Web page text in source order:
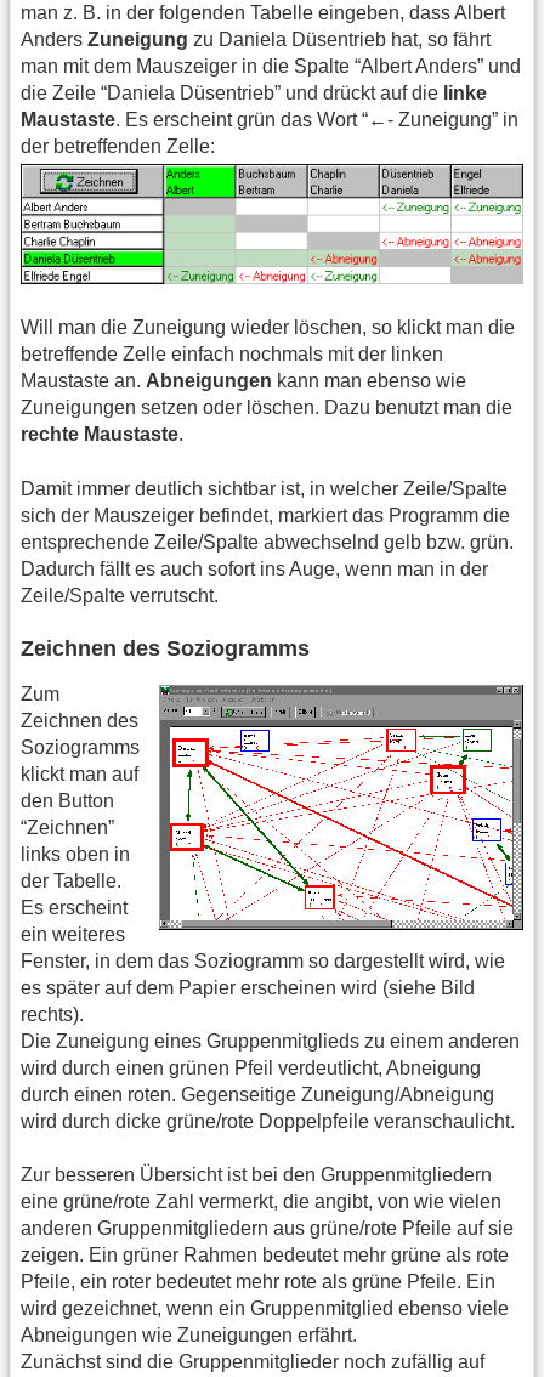
man z. B. in der folgenden Tabelle eingeben, dass Albert
Anders Zuneigung zu Daniela Düsentrieb hat, so fährt
man mit dem Mauszeiger in die Spalte “Albert Anders” und
die Zeile “Daniela Düsentrieb” und drückt auf die linke
Maustaste. Es erscheint grün das Wort “←- Zuneigung” in
der betreffenden Zelle:
Will man die Zuneigung wieder löschen, so klickt man die
betreffende Zelle einfach nochmals mit der linken
Maustaste an. Abneigungen kann man ebenso wie
Zuneigungen setzen oder löschen. Dazu benutzt man die
rechte Maustaste.
Damit immer deutlich sichtbar ist, in welcher Zeile/Spalte
sich der Mauszeiger befindet, markiert das Programm die
entsprechende Zeile/Spalte abwechselnd gelb bzw. grün.
Dadurch fällt es auch sofort ins Auge, wenn man in der
Zeile/Spalte verrutscht.
Zeichnen des Soziogramms
Zum
Zeichnen des
Soziogramms
klickt man auf
den Button
“Zeichnen”
links oben in
der Tabelle.
Es erscheint
ein weiteres
Fenster, in dem das Soziogramm so dargestellt wird, wie
es später auf dem Papier erscheinen wird (siehe Bild
rechts).
Die Zuneigung eines Gruppenmitglieds zu einem anderen
wird durch einen grünen Pfeil verdeutlicht, Abneigung
durch einen roten. Gegenseitige Zuneigung/Abneigung
wird durch dicke grüne/rote Doppelpfeile veranschaulicht.
Zur besseren Übersicht ist bei den Gruppenmitgliedern
eine grüne/rote Zahl vermerkt, die angibt, von wie vielen
anderen Gruppenmitgliedern aus grüne/rote Pfeile auf sie
zeigen. Ein grüner Rahmen bedeutet mehr grüne als rote
Pfeile, ein roter bedeutet mehr rote als grüne Pfeile. Ein
wird gezeichnet, wenn ein Gruppenmitglied ebenso viele
Abneigungen wie Zuneigungen erfährt.
Zunächst sind die Gruppenmitglieder noch zufällig auf